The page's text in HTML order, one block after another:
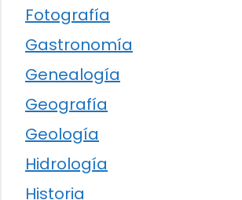
Fotografía
Gastronomía
Genealogía
Geografía
Geología
Hidrología
Historia